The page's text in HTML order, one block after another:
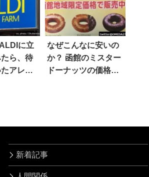
に立
ら、待
アレ
なぜこんなに安いの
か？ 函館のミスター
ドーナッツの価格設
新着記事